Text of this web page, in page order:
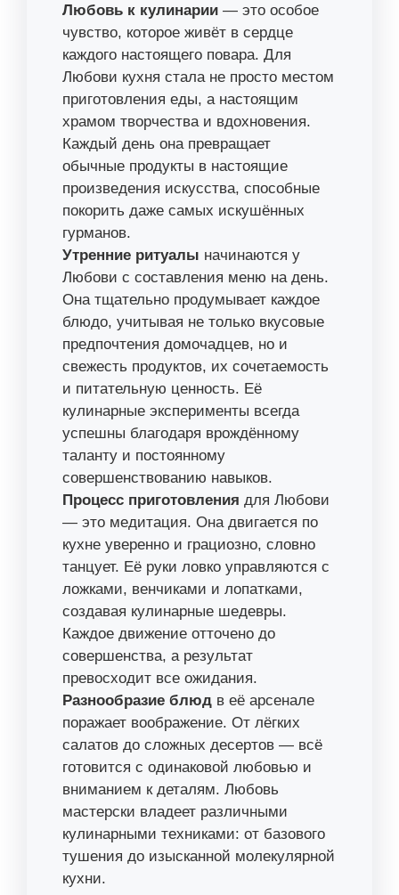
Любовь к кулинарии — это особое
чувство, которое живёт в сердце
каждого настоящего повара. Для
Любови кухня стала не просто местом
приготовления еды, а настоящим
храмом творчества и вдохновения.
Каждый день она превращает
обычные продукты в настоящие
произведения искусства, способные
покорить даже самых искушённых
гурманов.
Утренние ритуалы начинаются у
Любови с составления меню на день.
Она тщательно продумывает каждое
блюдо, учитывая не только вкусовые
предпочтения домочадцев, но и
свежесть продуктов, их сочетаемость
и питательную ценность. Её
кулинарные эксперименты всегда
успешны благодаря врождённому
таланту и постоянному
совершенствованию навыков.
Процесс приготовления для Любови
— это медитация. Она двигается по
кухне уверенно и грациозно, словно
танцует. Её руки ловко управляются с
ложками, венчиками и лопатками,
создавая кулинарные шедевры.
Каждое движение отточено до
совершенства, а результат
превосходит все ожидания.
Разнообразие блюд в её арсенале
поражает воображение. От лёгких
салатов до сложных десертов — всё
готовится с одинаковой любовью и
вниманием к деталям. Любовь
мастерски владеет различными
кулинарными техниками: от базового
тушения до изысканной молекулярной
кухни.